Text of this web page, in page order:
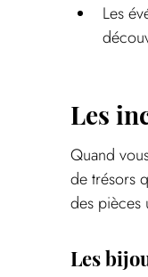
Les
Les
Quand
de trésors
des pièces
Les